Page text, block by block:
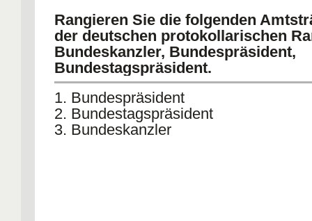
Rangieren Sie die folgenden
der deutschen protokollarischen
Bundeskanzler, Bundespräsident,
Bundestagspräsident.
1. Bundespräsident
2. Bundestagspräsident
3. Bundeskanzler